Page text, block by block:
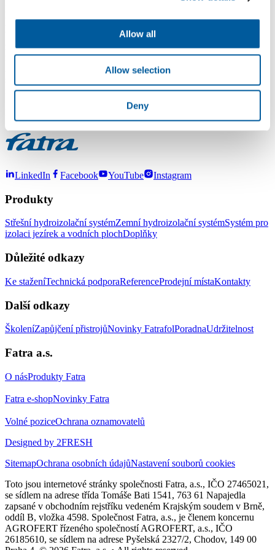
Allow all
Allow selection
Deny
Volba asfaltového šindele slepovaného slunečním zářením je
zajímavým řešením, pro pětistupňový sklon střechy však
nevhodným.
Ať už použijete na provizorní překrytí polyesterovou plachtu nebo
má zcela zásadní vliv na to, jestli Vám vydrží přes zimní období.
LinkedIn Facebook YouTube Instagram
Produkty
Střešní hydroizolační systémZemní hydroizolační systémSystém pro
izolaci jezírek a vodních plochDoplňky
Důležité odkazy
Ke staženíTechnická podporaReferenceProdejní místaKontakty
Další odkazy
ŠkoleníZapůjčení přistrojůNovinky FatrafolPoradnaUdržitelnost
Fatra a.s.
O násProdukty Fatra
Fatra e-shopNovinky Fatra
Volné poziceOchrana oznamovatelů
Designed by 2FRESH
SitemapOchrana osobních údajůNastavení souborů cookies
Toto jsou internetové stránky společnosti Fatra, a.s., IČO 27465021,
se sídlem na adrese třída Tomáše Bati 1541, 763 61 Napajedla
zapsané v obchodním rejstříku vedeném Krajským soudem v Brně,
oddíl B, vložka 4598. Společnost Fatra, a.s., je členem koncernu
AGROFERT řízeného společností AGROFERT, a.s., IČO
26185610, se sídlem na adrese Pyšelská 2327/2, Chodov, 149 00